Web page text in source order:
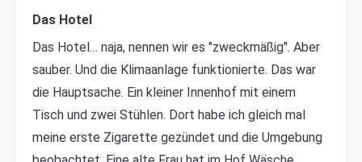
Das Hotel
Das Hotel… naja, nennen wir es "zweckmäßig". Aber
sauber. Und die Klimaanlage funktionierte. Das war
die Hauptsache. Ein kleiner Innenhof mit einem
Tisch und zwei Stühlen. Dort habe ich gleich mal
meine erste Zigarette gezündet und die Umgebung